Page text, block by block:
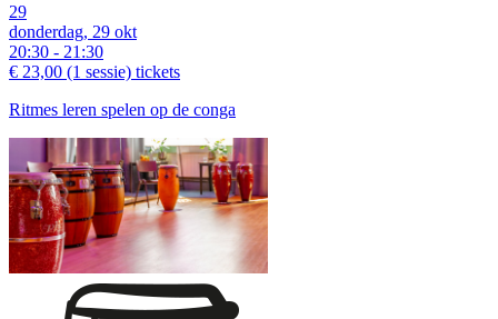
29
donderdag, 29 okt
20:30 - 21:30
€ 23,00 (1 sessie) tickets
Ritmes leren spelen op de conga